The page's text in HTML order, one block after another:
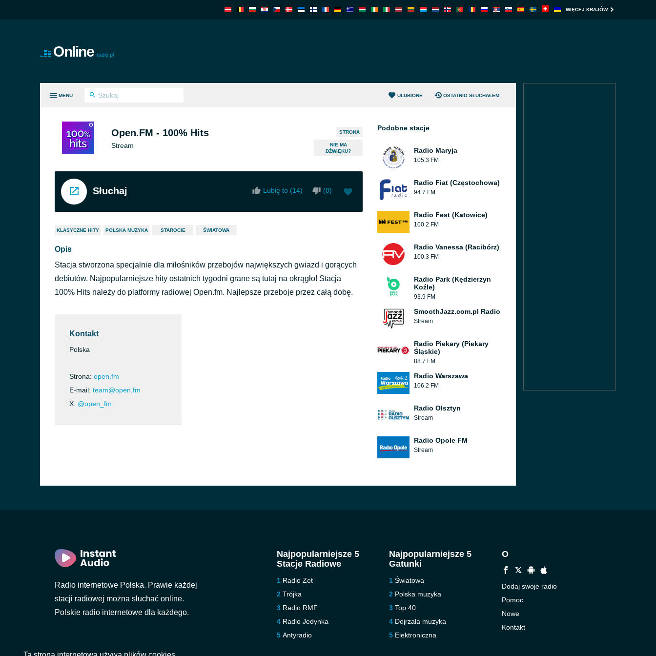
WIĘCEJ KRAJÓW
Online radio.pl
MENU ULUBIONE OSTATNIO SŁUCHAŁEM
Open.FM - 100% Hits
Stream
STRONA
NIE MA
DŹWIĘKU?
Słuchaj Lubię to (14) (0)
KLASYCZNE HITY POLSKA MUZYKA STAROCIE ŚWIATOWA
Opis
Stacja stworzona specjalnie dla miłośników przebojów największych gwiazd i gorących
debiutów. Najpopularniejsze hity ostatnich tygodni grane są tutaj na okrągło! Stacja
100% Hits należy do platformy radiowej Open.fm. Najlepsze przeboje przez całą dobę.
Kontakt
Polska
Strona: open.fm
E-mail: team@open.fm
X: @open_fm
Podobne stacje
Radio Maryja
105.3 FM
Radio Fiat (Częstochowa)
94.7 FM
Radio Fest (Katowice)
100.2 FM
Radio Vanessa (Racibórz)
100.3 FM
Radio Park (Kędzierzyn
Koźle)
93.9 FM
SmoothJazz.com.pl Radio
Stream
Radio Piekary (Piekary
Śląskie)
88.7 FM
Radio Warszawa
106.2 FM
Radio Olsztyn
Stream
Radio Opole FM
Stream
Radio internetowe Polska. Prawie każdej
stacji radiowej można słuchać online.
Polskie radio internetowe dla każdego.
Najpopularniejsze 5
Stacje Radiowe
Radio Zet
Trójka
Radio RMF
Radio Jedynka
Antyradio
Najpopularniejsze 5
Gatunki
Światowa
Polska muzyka
Top 40
Dojrzała muzyka
Elektroniczna
O
Dodaj swoje radio
Pomoc
Nowe
Kontakt